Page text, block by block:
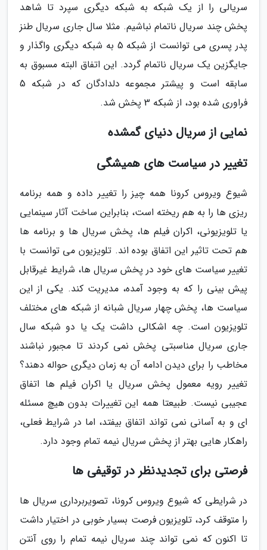
سریالی را از یک شبکه به شبکه دیگری سپرد تا شاهد
پخش چند سریال ناتمام نباشیم. مثلا سال جاری سریال طنز
پدر پسری می توانست از شبکه 5 به شبکه دیگری واگذار و
جایگزین یک سریال ناتمام گردد. این اتفاق البته مسبوق به
سابقه است و پیشتر مجموعه دلدادگان که در شبکه 5
فراوری شده بود، از شبکه 3 پخش شد.
نمایی از سریال دنیای گمشده
تغییر در سیاست های همیشگی
شیوع ویروس کرونا همه چیز را تغییر داده و همه برنامه
ریزی ها را به هم ریخته است، بنابراین ساخت آثار سینمایی
یا تلویزیونی، اکران فیلم ها، پخش سریال ها و برنامه ها
هم تحت تاثیر این اتفاق بوده اند. تلویزیون می توانست با
تغییر سیاست های خود در پخش سریال ها، شرایط غیرقابل
پیش بینی را که به وجود آمده، مدیریت کند. یکی از این
سیاست ها، پخش چهار سریال شبانه از شبکه های مختلف
تلویزیون است. چه اشکالی داشت یک یا دو شبکه سال
جاری سریال مناسبتی پخش نمی کردند تا مجبور نباشند
مخاطب را برای دیدن ادامه آن به زمان دیگری حواله دهند؟
تغییر رویه معمول پخش سریال یا اکران فیلم ها اتفاق
عجیبی نیست. طبیعتا همه این تغییرات بدون هیچ مسئله
ای و به آسانی نمی تواند اتفاق بیفتد، اما در شرایط فعلی،
راهکار هایی بهتر از پخش سریال نیمه تمام وجود دارد.
فرصتی برای تجدیدنظر در توقیفی ها
در شرایطی که شیوع ویروس کرونا، تصویربرداری سریال ها
را متوقف کرد، تلویزیون فرصت بسیار خوبی در اختیار داشت
تا اکنون که نمی تواند چند سریال نیمه تمام را روی آنتن